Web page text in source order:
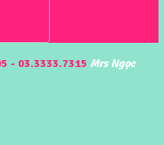
- 03.3333.7315 Mrs Ngọc